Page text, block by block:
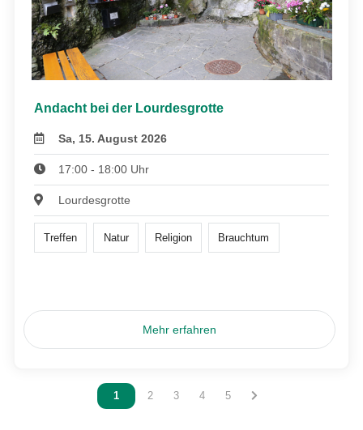
Andacht bei der Lourdesgrotte
Sa, 15. August 2026
17:00 - 18:00 Uhr
Lourdesgrotte
Treffen Natur Religion Brauchtum
Mehr erfahren
Vous êtes sur la page
1 Vous êtes sur la page
2 Vous êtes sur la page
3 Vous êtes sur la page
4 Vous êtes sur la page
5